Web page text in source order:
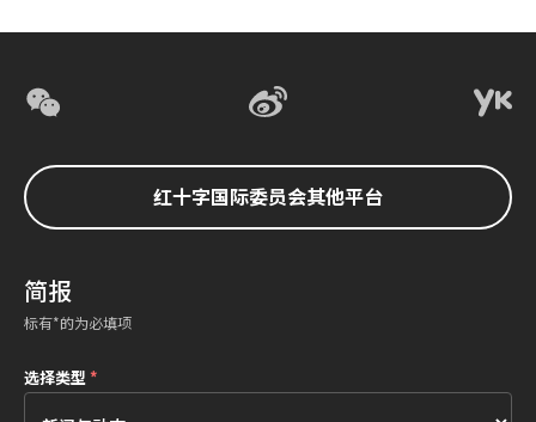
红十字国际委员会其他平台
简报
标有*的为必填项
选择类型*